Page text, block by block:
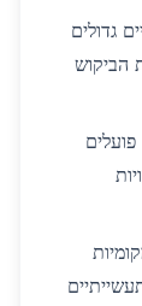
גדולים
הביקוש